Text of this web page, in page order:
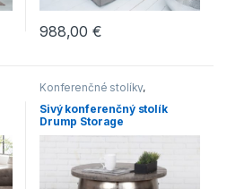
988,00€
Konferenčné stolíky,
Konferenčné stolíky v
industriálnom štýle
konferenčné stolíky,Stoly
Sivý konferenčný stolík
Drump Storage